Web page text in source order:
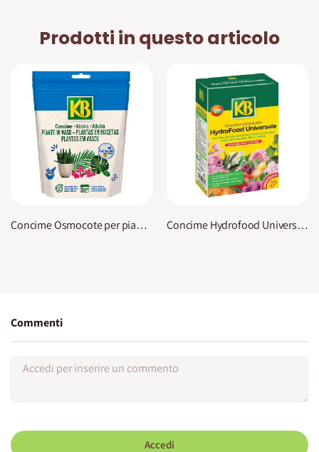
Prodotti in questo articolo
Concime Osmocote per piante in vaso KB Concime Hydrofood Universale KB
Commenti
Accedi